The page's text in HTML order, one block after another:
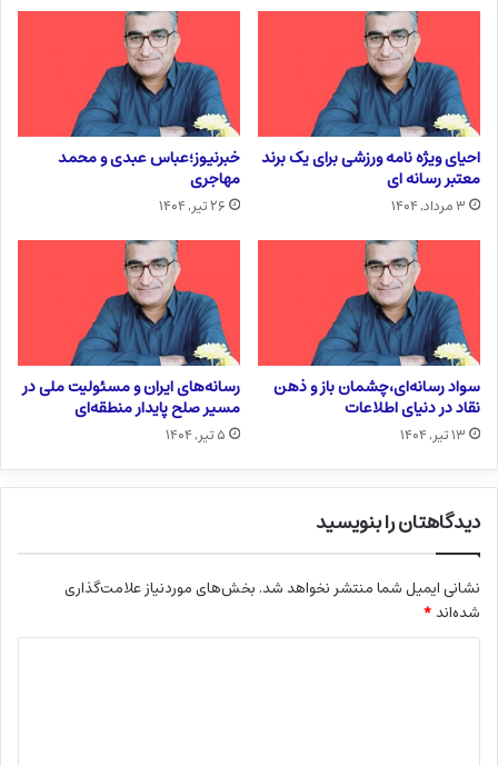
احیای ویژه نامه ورزشی برای یک برند
معتبر رسانه ای
۳ مرداد, ۱۴۰۴
خبرنیوز؛عباس عبدی و محمد
مهاجری
۲۶ تیر, ۱۴۰۴
سواد رسانه‌ای،چشمان باز و ذهن
نقاد در دنیای اطلاعات
۱۳ تیر, ۱۴۰۴
رسانه‌های ایران و مسئولیت ملی در
مسیر صلح پایدار منطقه‌ای
۵ تیر, ۱۴۰۴
دیدگاهتان را بنویسید
نشانی ایمیل شما منتشر نخواهد شد. بخش‌های موردنیاز علامت‌گذاری
شده‌اند*